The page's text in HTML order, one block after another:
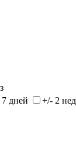
дней +/- 2